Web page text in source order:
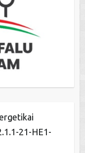
21-HE1-